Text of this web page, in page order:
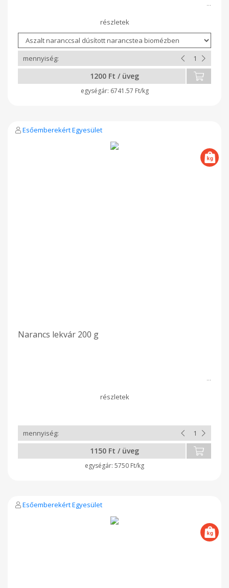
1200 Ft / üveg
6741.57 Ft/kg
Esőemberekért Egyesület
Narancs lekvár 200 g
1150 Ft / üveg
5750 Ft/kg
Esőemberekért Egyesület